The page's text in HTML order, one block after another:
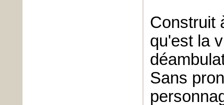
Construit
qu'est la
Sans